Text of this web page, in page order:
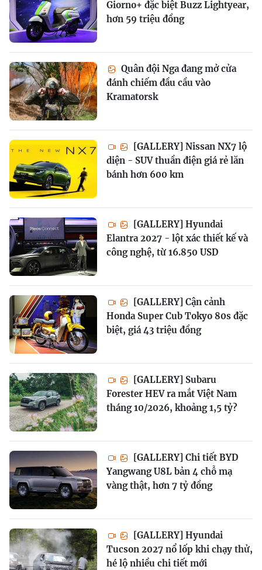
Giorno+ đặc biệt Buzz Lightyear,
hơn 59 triệu đồng
Quân đội Nga đang mở cửa
đánh chiếm đầu cầu vào
Kramatorsk
[GALLERY] Nissan NX7 lộ
diện - SUV thuần điện giá rẻ lăn
bánh hơn 600 km
[GALLERY] Hyundai
Elantra 2027 - lột xác thiết kế và
công nghệ, từ 16.850 USD
[GALLERY] Cận cảnh
Honda Super Cub Tokyo 80s đặc
biệt, giá 43 triệu đồng
[GALLERY] Subaru
Forester HEV ra mắt Việt Nam
tháng 10/2026, khoảng 1,5 tỷ?
[GALLERY] Chi tiết BYD
Yangwang U8L bản 4 chỗ mạ
vàng thật, hơn 7 tỷ đồng
[GALLERY] Hyundai
Tucson 2027 nổ lốp khi chạy thử,
hé lộ nhiều chi tiết mới